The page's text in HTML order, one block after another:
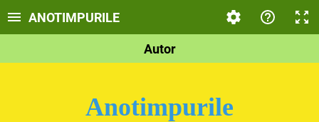
ANOTIMPURILE
Autor
Anotimpurile